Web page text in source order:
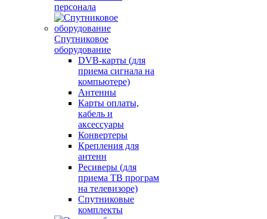
персонала
Спутниковое
оборудование
DVB-карты (для
приема сигнала на
компьютере)
Антенны
Карты оплаты,
кабель и
аксессуары
Конвертеры
Крепления для
антенн
Ресиверы (для
приема ТВ програм
на телевизоре)
Спутниковые
комплекты